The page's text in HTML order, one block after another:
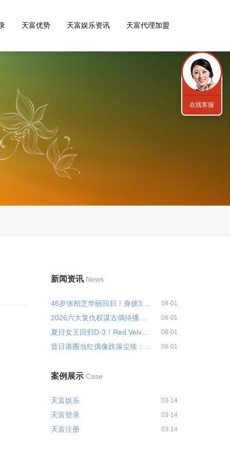
天富优势 天富娱乐资讯 天富代理加盟
新闻资讯 News
08-01
08-01
夏日女王回归D-3！Red Velvet... 08-01
08-01
案例展示 Case
天富娱乐 03-14
天富登录 03-14
天富注册 03-14
在线客服